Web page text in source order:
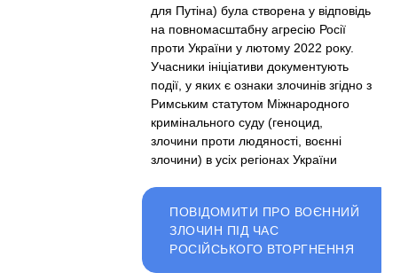
для Путіна) була створена у відповідь
на повномасштабну агресію Росії
проти України у лютому 2022 року.
Учасники ініціативи документують
події, у яких є ознаки злочинів згідно з
Римським статутом Міжнародного
кримінального суду (геноцид,
злочини проти людяності, воєнні
злочини) в усіх регіонах України
ПОВІДОМИТИ ПРО ВОЄННИЙ
ЗЛОЧИН ПІД ЧАС
РОСІЙСЬКОГО ВТОРГНЕННЯ